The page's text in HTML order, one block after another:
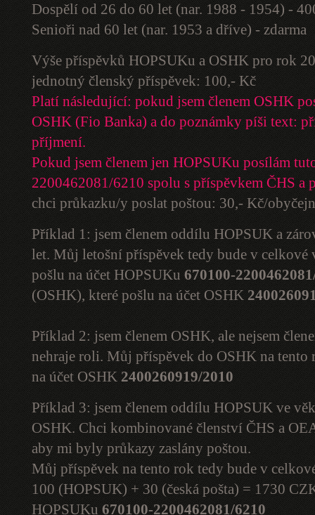
Dospělí od 26 do 60 let (nar. 1988 - 1954) -
Senioři nad 60 let (nar. 1953 a dříve) - zdarma
Výše příspěvků HOPSUKu a OSHK pro rok
jednotný členský příspěvek: 100,- Kč
Platí následující: pokud jsem členem OSHK
OSHK (Fio Banka) a do poznámky píši text:
příjmení.
Pokud jsem členem jen HOPSUKu posílám
2200462081/6210 spolu s příspěvkem ČHS a
chci průkazku/y poslat poštou: 30,- Kč/
Příklad 1: jsem členem oddílu HOPSUK a
let. Můj letošní příspěvek tedy bude v
pošlu na účet HOPSUKu 670100-
(OSHK), které pošlu na účet OSHK
Příklad 2: jsem členem OSHK, ale nejsem
nehraje roli. Můj příspěvek do OSHK na tento
na účet OSHK 2400260919/2010
Příklad 3: jsem členem oddílu HOPSUK ve
OSHK. Chci kombinované členství ČHS a
aby mi byly průkazy zaslány poštou.
Můj příspěvek na tento rok tedy bude v
100 (HOPSUK) + 30 (česká pošta) = 1730
HOPSUKu 670100-2200462081/6210